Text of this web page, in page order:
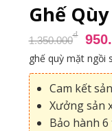
Ghế
1.350.000₫ Giá
gốc
là:
ghế quỳ mặt ngồi
Cam kết
Xưởng sản
Bảo hành